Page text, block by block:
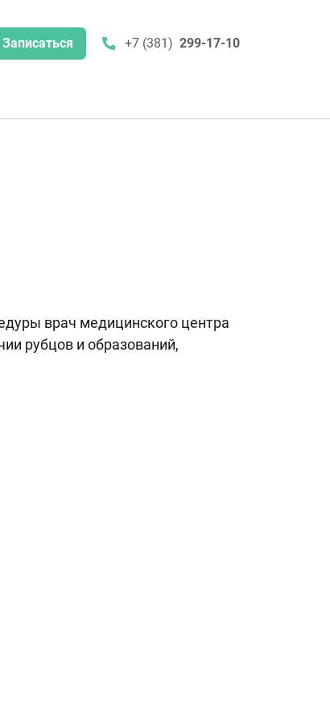
Записаться +7 (381) 299-17-10
врач медицинского центра
рубцов и образований,